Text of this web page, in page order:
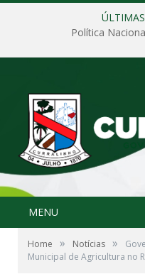
Política
MENU
Home » Notícias »
Municipal de Agricultura no